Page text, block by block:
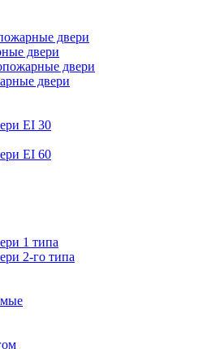
двери
двери
двери
двери
EI 30
EI 60
1 типа
2-го типа